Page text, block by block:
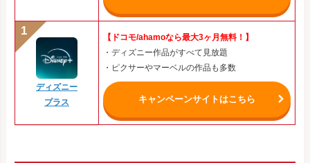
ディズニー
プラス
【ドコモ/ahamoなら最大3ヶ月無料！】
・ディズニー作品がすべて見放題
・ピクサーやマーベルの作品も多数
キャンペーンサイトはこちら